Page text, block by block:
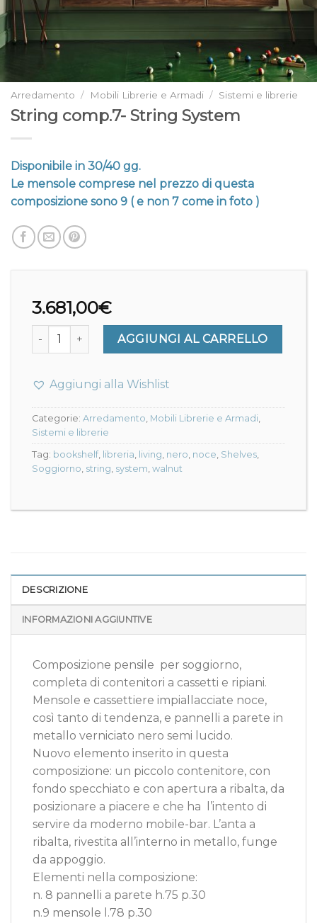
Arredamento / Mobili Librerie e Armadi / Sistemi e librerie
String comp.7- String System
Disponibile in 30/40 gg.
Le mensole comprese nel prezzo di questa
composizione sono 9 ( e non 7 come in foto )
3.681,00€
String comp.7- String System quantità
AGGIUNGI AL CARRELLO
Aggiungi alla Wishlist
Categorie: Arredamento, Mobili Librerie e Armadi,
Sistemi e librerie
Tag: bookshelf, libreria, living, nero, noce, Shelves,
Soggiorno, string, system, walnut
DESCRIZIONE
INFORMAZIONI AGGIUNTIVE
Composizione pensile per soggiorno,
completa di contenitori a cassetti e ripiani.
Mensole e cassettiere impiallacciate noce,
così tanto di tendenza, e pannelli a parete in
metallo verniciato nero semi lucido.
Nuovo elemento inserito in questa
composizione: un piccolo contenitore, con
fondo specchiato e con apertura a ribalta, da
posizionare a piacere e che ha l’intento di
servire da moderno mobile-bar. L’anta a
ribalta, rivestita all’interno in metallo, funge
da appoggio.
Elementi nella composizione:
n. 8 pannelli a parete h.75 p.30
n.9 mensole l.78 p.30